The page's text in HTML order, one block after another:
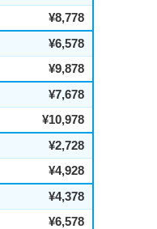
¥8,778
¥6,578
¥9,878
¥7,678
¥10,978
¥2,728
¥4,928
¥4,378
¥6,578